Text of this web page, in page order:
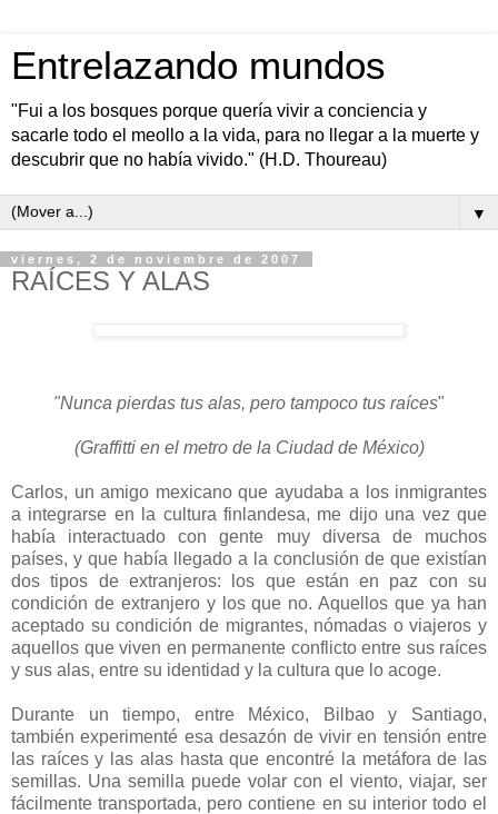
Entrelazando mundos
"Fui a los bosques porque quería vivir a conciencia y
sacarle todo el meollo a la vida, para no llegar a la muerte y
descubrir que no había vivido." (H.D. Thoureau)
▼
viernes, 2 de noviembre de 2007
RAÍCES Y ALAS
"Nunca pierdas tus alas, pero tampoco tus raíces"
(Graffitti en el metro de la Ciudad de México)
Carlos, un amigo mexicano que ayudaba a los inmigrantes
a integrarse en la cultura finlandesa, me dijo una vez que
había interactuado con gente muy diversa de muchos
países, y que había llegado a la conclusión de que existían
dos tipos de extranjeros: los que están en paz con su
condición de extranjero y los que no. Aquellos que ya han
aceptado su condición de migrantes, nómadas o viajeros y
aquellos que viven en permanente conflicto entre sus raíces
y sus alas, entre su identidad y la cultura que lo acoge.
Durante un tiempo, entre México, Bilbao y Santiago,
también experimenté esa desazón de vivir en tensión entre
las raíces y las alas hasta que encontré la metáfora de las
semillas. Una semilla puede volar con el viento, viajar, ser
fácilmente transportada, pero contiene en su interior todo el